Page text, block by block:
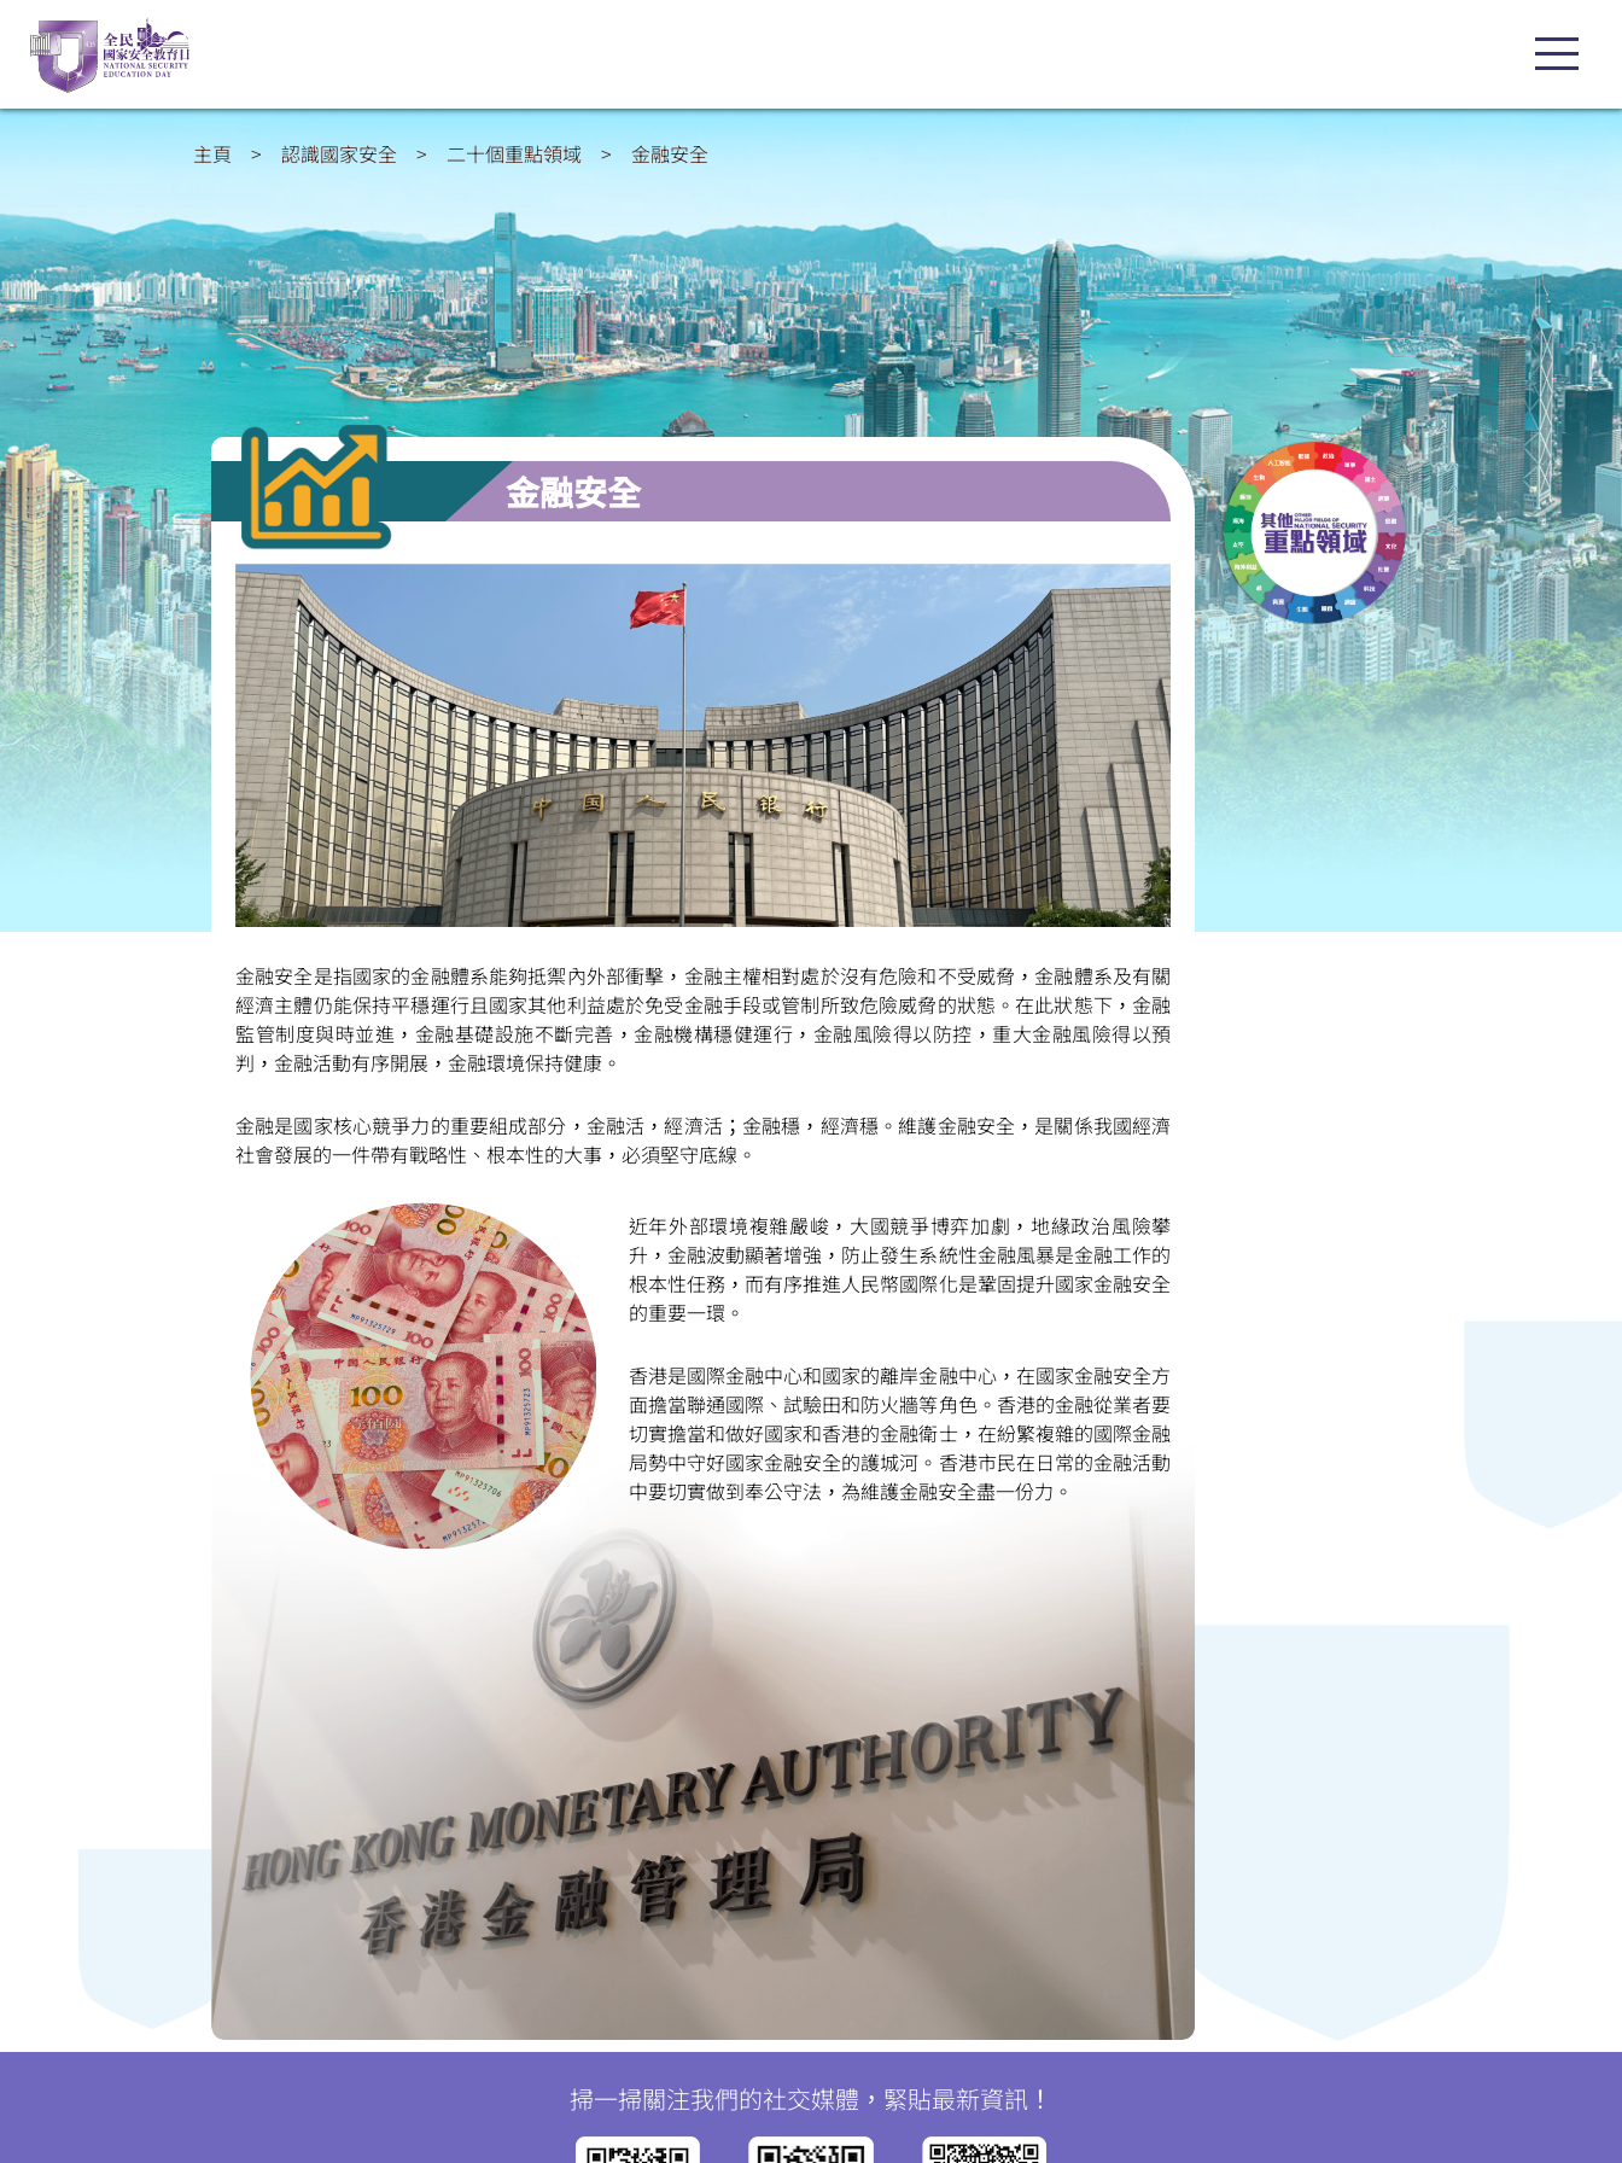
主頁 > 認識國家安全 > 二十個重點領域 > 金融安全
金融安全
金融安全是指國家的金融體系能夠抵禦內外部衝擊，金融主權相對處於沒有危險和不受威脅，金融體系及有關
經濟主體仍能保持平穩運行且國家其他利益處於免受金融手段或管制所致危險威脅的狀態。在此狀態下，金融
監管制度與時並進，金融基礎設施不斷完善，金融機構穩健運行，金融風險得以防控，重大金融風險得以預
判，金融活動有序開展，金融環境保持健康。
金融是國家核心競爭力的重要組成部分，金融活，經濟活；金融穩，經濟穩。維護金融安全，是關係我國經濟
社會發展的一件帶有戰略性、根本性的大事，必須堅守底線。
近年外部環境複雜嚴峻，大國競爭博弈加劇，地緣政治風險攀
升，金融波動顯著增強，防止發生系統性金融風暴是金融工作的
根本性任務，而有序推進人民幣國際化是鞏固提升國家金融安全
的重要一環。
香港是國際金融中心和國家的離岸金融中心，在國家金融安全方
面擔當聯通國際、試驗田和防火牆等角色。香港的金融從業者要
切實擔當和做好國家和香港的金融衛士，在紛繁複雜的國際金融
局勢中守好國家金融安全的護城河。香港市民在日常的金融活動
中要切實做到奉公守法，為維護金融安全盡一份力。
掃一掃關注我們的社交媒體，緊貼最新資訊！
微
信 博 紅書